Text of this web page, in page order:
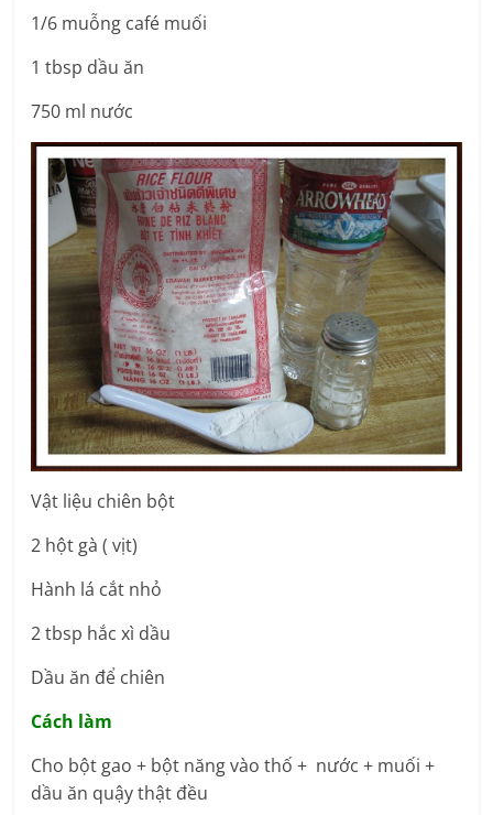
1/6 muỗng café muối
1 tbsp dầu ăn
750 ml nước
Vật liệu chiên bột
2 hột gà ( vịt)
Hành lá cắt nhỏ
2 tbsp hắc xì dầu
Dầu ăn để chiên
Cách làm
Cho bột gao + bột năng vào thố + nước + muối +
dầu ăn quậy thật đều